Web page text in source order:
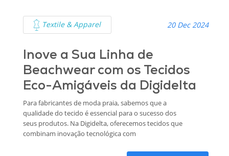
Textile & Apparel 20 Dec 2024
Inove a Sua Linha de
Beachwear com os Tecidos
Eco-Amigáveis da Digidelta
Para fabricantes de moda praia, sabemos que a
qualidade do tecido é essencial para o sucesso dos
seus produtos. Na Digidelta, oferecemos tecidos que
combinam inovação tecnológica com